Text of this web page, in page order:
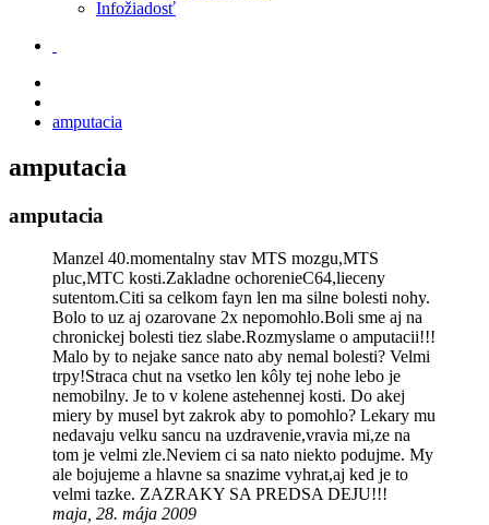
Infožiadosť
amputacia
amputacia
amputacia
Manzel 40.momentalny stav MTS mozgu,MTS
pluc,MTC kosti.Zakladne ochorenieC64,lieceny
sutentom.Citi sa celkom fayn len ma silne bolesti nohy.
Bolo to uz aj ozarovane 2x nepomohlo.Boli sme aj na
chronickej bolesti tiez slabe.Rozmyslame o amputacii!!!
Malo by to nejake sance nato aby nemal bolesti? Velmi
trpy!Straca chut na vsetko len kôly tej nohe lebo je
nemobilny. Je to v kolene astehennej kosti. Do akej
miery by musel byt zakrok aby to pomohlo? Lekary mu
nedavaju velku sancu na uzdravenie,vravia mi,ze na
tom je velmi zle.Neviem ci sa nato niekto podujme. My
ale bojujeme a hlavne sa snazime vyhrat,aj ked je to
velmi tazke. ZAZRAKY SA PREDSA DEJU!!!
maja, 28. mája 2009